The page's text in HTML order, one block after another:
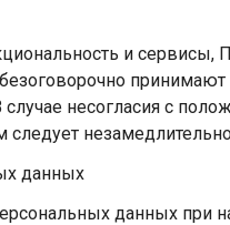
и
несогласия с
данных
данных при